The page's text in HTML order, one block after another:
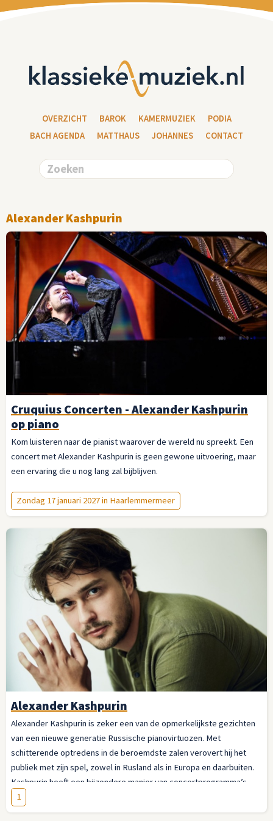
OVERZICHT BAROK KAMERMUZIEK
PODIA
BACH AGENDA
MATTHAUS JOHANNES CONTACT
Alexander Kashpurin
Cruquius Concerten - Alexander Kashpurin
op piano
Kom luisteren naar de pianist waarover de wereld nu spreekt. Een
concert met Alexander Kashpurin is geen gewone uitvoering, maar
een ervaring die u nog lang zal bijblijven.
Zondag 17 januari 2027 in Haarlemmermeer
Alexander Kashpurin
Alexander Kashpurin is zeker een van de opmerkelijkste gezichten
van een nieuwe generatie Russische pianovirtuozen. Met
schitterende optredens in de beroemdste zalen verovert hij het
publiek met zijn spel, zowel in Rusland als in Europa en daarbuiten.
Kashpurin heeft een bijzondere manier van concertprogramma’s
maken. Hij wil graag een verhaal vertellen en zet daarvoor een
aantal muziekstukken achter elkaar die hij zonder pauze ten gehore
1